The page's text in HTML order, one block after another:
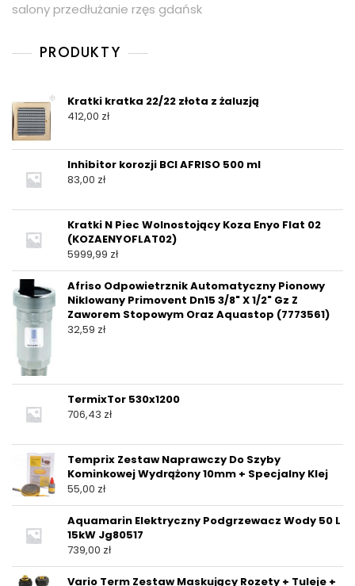
salony przedłużanie rzęs gdańsk
PRODUKTY
Kratki kratka 22/22 złota z żaluzją
412,00 zł
Inhibitor korozji BCI AFRISO 500 ml
83,00 zł
Kratki N Piec Wolnostojący Koza Enyo Flat 02
(KOZAENYOFLAT02)
5999,99 zł
Afriso Odpowietrznik Automatyczny Pionowy
Niklowany Primovent Dn15 3/8" X 1/2" Gz Z
Zaworem Stopowym Oraz Aquastop (7773561)
32,59 zł
TermixTor 530x1200
706,43 zł
Temprix Zestaw Naprawczy Do Szyby
Kominkowej Wydrążony 10mm + Specjalny Klej
55,00 zł
Aquamarin Elektryczny Podgrzewacz Wody 50 L
15kW Jg80517
739,00 zł
Vario Term Zestaw Maskujący Rozety + Tuleje +